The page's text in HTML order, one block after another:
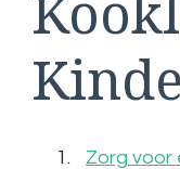
Zorg voor